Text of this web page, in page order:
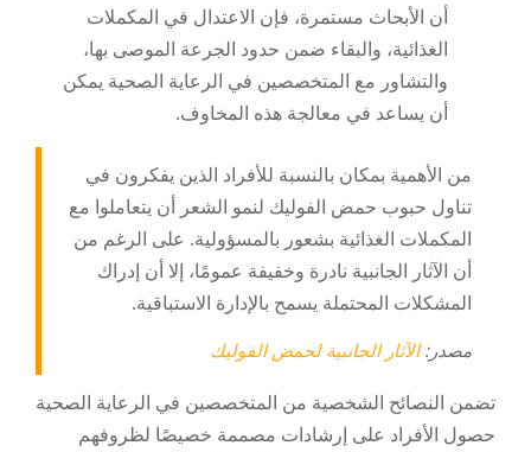
أن الأبحاث مستمرة، فإن الاعتدال في المكملات
الغذائية، والبقاء ضمن حدود الجرعة الموصى بها،
والتشاور مع المتخصصين في الرعاية الصحية يمكن
أن يساعد في معالجة هذه المخاوف.
من الأهمية بمكان بالنسبة للأفراد الذين يفكرون في
تناول حبوب حمض الفوليك لنمو الشعر أن يتعاملوا مع
المكملات الغذائية بشعور بالمسؤولية. على الرغم من
أن الآثار الجانبية نادرة وخفيفة عمومًا، إلا أن إدراك
المشكلات المحتملة يسمح بالإدارة الاستباقية.
مصدر:الآثار الجانبية لحمض الفوليك
تضمن النصائح الشخصية من المتخصصين في الرعاية الصحية
حصول الأفراد على إرشادات مصممة خصيصًا لظروفهم